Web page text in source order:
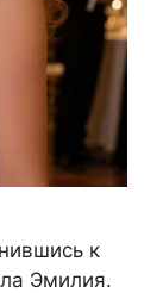
к
Эмилия.